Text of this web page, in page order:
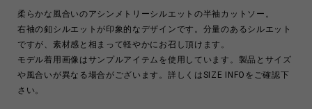
柔らかな風合いのアシンメトリーシルエットの半袖カットソー。
右袖の釦シルエットが印象的なデザインです。分量のあるシルエット
ですが、素材感と相まって軽やかにお召し頂けます。
モデル着用画像はサンプルアイテムを使用しています。製品とサイズ
や風合いが異なる場合がございます。詳しくはSIZE INFOをご確認下
さい。